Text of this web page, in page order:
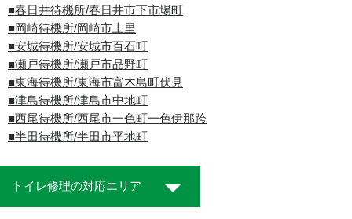
■春日井待機所/春日井市下市場町
■岡崎待機所/岡崎市上里
■安城待機所/安城市百石町
■瀬戸待機所/瀬戸市品野町
■東海待機所/東海市富木島町伏見
■津島待機所/津島市中地町
■西尾待機所/西尾市一色町一色伊那跨
■半田待機所/半田市平地町
トイレ修理の対応エリア